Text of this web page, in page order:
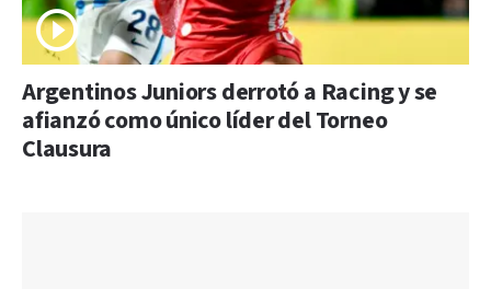
Argentinos Juniors derrotó a Racing y se
afianzó como único líder del Torneo
Clausura